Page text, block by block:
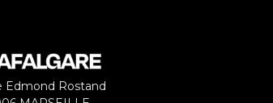
Edmond Rostand